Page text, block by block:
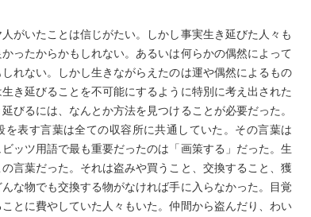
がいたことは信じがたい。しかし事実生き延びた人々も
ったからかもしれない。あるいは何らかの偶然によって
れない。しかし生きながらえたのは運や偶然によるもの
き延びることを不可能にするように特別に考え出された
びるには、なんとか方法を見つけることが必要だった。
を表す言葉は全ての収容所に共通していた。その言葉は
ビッツ用語で最も重要だったのは「画策する」だった。生
言葉だった。それは盗みや買うこと、交換すること、獲
な物でも交換する物がなければ手に入らなかった。目覚
とに費やしていた人々もいた。仲間から盗んだり、わい